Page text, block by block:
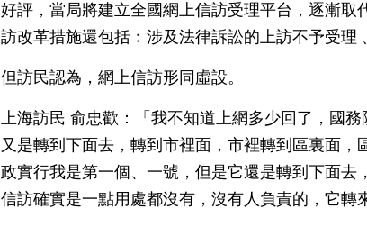
好評，當局將建立全國網上信訪受理平台，逐漸取
訪改革措施還包括﹕涉及法律訴訟的上訪不予受理
但訪民認為，網上信訪形同虛設。
上海訪民 俞忠歡：「我不知道上網多少回了，國
又是轉到下面去，轉到市裡面，市裡轉到區裏面，
政實行我是第一個、一號，但是它還是轉到下面去
信訪確實是一點用處都沒有，沒有人負責的，它轉